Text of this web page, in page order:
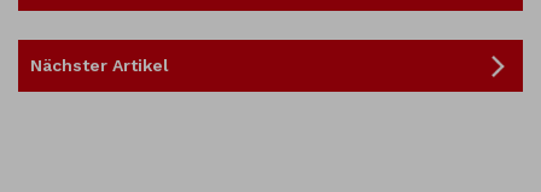
Nächster Artikel